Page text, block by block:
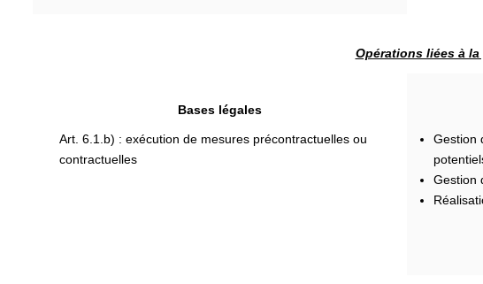
Opérations liées à
Bases légales
Art. 6.1.b) : exécution de mesures précontractuelles ou
contractuelles
Gestion
Gestion